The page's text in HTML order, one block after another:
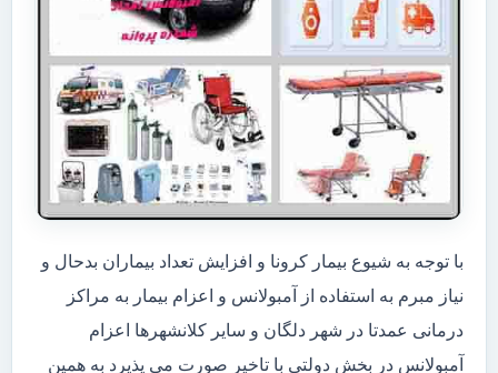
با توجه به شیوع بیمار کرونا و افزایش تعداد بیماران بدحال و
نیاز مبرم به استفاده از آمبولانس و اعزام بیمار به مراکز
درمانی عمدتا در شهر دلگان و سایر کلانشهرها اعزام
آمبولانس در بخش دولتی با تاخیر صورت می پذیرد به همین